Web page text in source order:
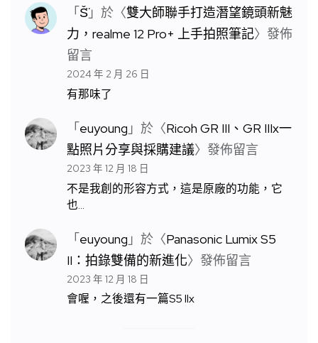
「S̆̈」於〈雙大師聯手打造潛望鏡頭新魅
力，realme 12 Pro+ 上手拍照筆記〉發佈
留言
2024 年 2 月 26 日
有那味了
「euyoung 」於〈Ricoh GR III、GR IIIx一
點照片分享與採購建議〉發佈留言
2023 年 12 月 18 日
不是我創的形容方式，這是原廠的功能，它
也…
「euyoung 」於〈Panasonic Lumix S5
II：拍錄雙備的新進化〉發佈留言
2023 年 12 月 18 日
會喔，之後還有一篇S5 IIx